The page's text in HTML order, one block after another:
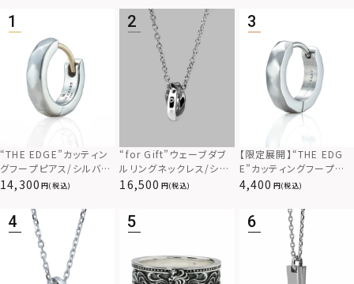
“THE EDGE”カッティン
グフープピアス/シルバー
925
14,300 (税込)
“for Gift”ウェーブダブ
ルリングネックレス/シル
バー×ブラック/シルバー
16,500 (税込)
【限定展開】“THE EDG
E”カッティングフープピ
アス/サージカルステンレ
4,400 (税込)